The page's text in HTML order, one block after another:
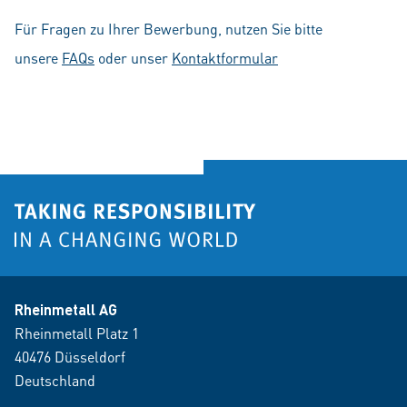
Für Fragen zu Ihrer Bewerbung, nutzen Sie bitte
unsere FAQs oder unser Kontaktformular
Rheinmetall AG
Rheinmetall Platz 1
40476 Düsseldorf
Deutschland